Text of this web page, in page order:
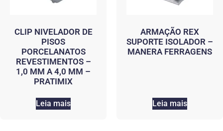
CLIP NIVELADOR DE
PISOS
PORCELANATOS
REVESTIMENTOS –
1,0 MM A 4,0 MM –
PRATIMIX
Leia mais
ARMAÇÃO REX
SUPORTE ISOLADOR –
MANERA FERRAGENS
Leia mais